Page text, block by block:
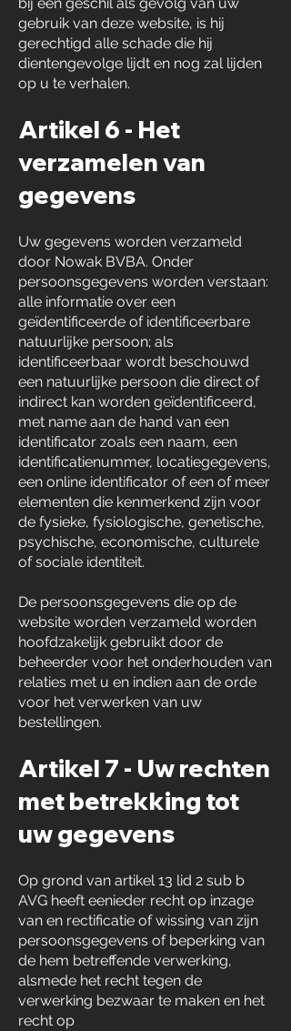
gebruik van deze website, is hij
gerechtigd alle schade die hij
dientengevolge lijdt en nog zal lijden
op u te verhalen.
Artikel 6 - Het
verzamelen van
gegevens
Uw gegevens worden verzameld
door Nowak BVBA. Onder
persoonsgegevens worden verstaan:
alle informatie over een
geïdentificeerde of identificeerbare
natuurlijke persoon; als
identificeerbaar wordt beschouwd
een natuurlijke persoon die direct of
indirect kan worden geïdentificeerd,
met name aan de hand van een
identificator zoals een naam, een
identificatienummer, locatiegegevens,
een online identificator of een of meer
elementen die kenmerkend zijn voor
de fysieke, fysiologische, genetische,
psychische, economische, culturele
of sociale identiteit.
De persoonsgegevens die op de
website worden verzameld worden
hoofdzakelijk gebruikt door de
beheerder voor het onderhouden van
relaties met u en indien aan de orde
voor het verwerken van uw
bestellingen.
Artikel 7 - Uw rechten
met betrekking tot
uw gegevens
Op grond van artikel 13 lid 2 sub b
AVG heeft eenieder recht op inzage
van en rectificatie of wissing van zijn
persoonsgegevens of beperking van
de hem betreffende verwerking,
alsmede het recht tegen de
verwerking bezwaar te maken en het
recht op